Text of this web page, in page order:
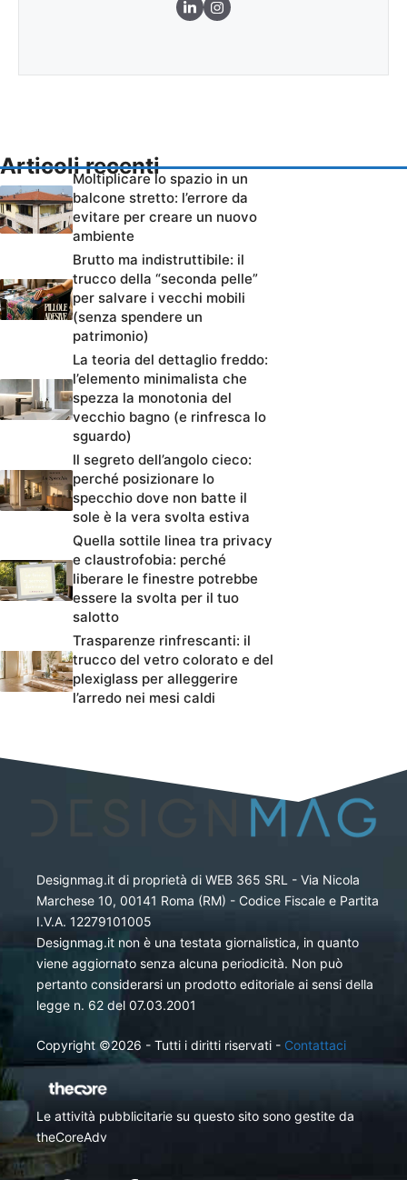
Articoli recenti
Moltiplicare lo spazio in un
balcone stretto: l’errore da
evitare per creare un nuovo
ambiente
Brutto ma indistruttibile: il
trucco della “seconda pelle”
per salvare i vecchi mobili
(senza spendere un
patrimonio)
La teoria del dettaglio freddo:
l’elemento minimalista che
spezza la monotonia del
vecchio bagno (e rinfresca lo
sguardo)
Il segreto dell’angolo cieco:
perché posizionare lo
specchio dove non batte il
sole è la vera svolta estiva
Quella sottile linea tra privacy
e claustrofobia: perché
liberare le finestre potrebbe
essere la svolta per il tuo
salotto
Trasparenze rinfrescanti: il
trucco del vetro colorato e del
plexiglass per alleggerire
l’arredo nei mesi caldi
Designmag.it di proprietà di WEB 365 SRL - Via Nicola
Marchese 10, 00141 Roma (RM) - Codice Fiscale e Partita
I.V.A. 12279101005
Designmag.it non è una testata giornalistica, in quanto
viene aggiornato senza alcuna periodicità. Non può
pertanto considerarsi un prodotto editoriale ai sensi della
legge n. 62 del 07.03.2001
Copyright ©2026 - Tutti i diritti riservati - Contattaci
Le attività pubblicitarie su questo sito sono gestite da
theCoreAdv